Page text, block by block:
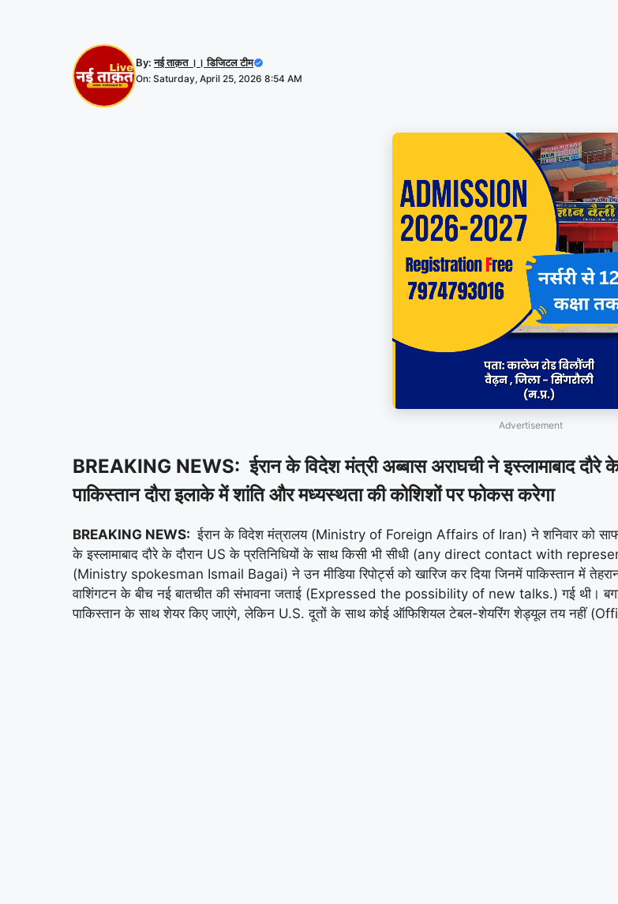
By:नई ताक़त ।। डिजिटल टीम
On: Saturday, April 25, 2026 8:54 AM
Advertisement
BREAKING NEWS: ईरान के विदेश मंत्री अब्बास अराघची ने इस्लामाबाद दौरे
पाकिस्तान दौरा इलाके में शांति और मध्यस्थता की कोशिशों पर फोकस करेगा
BREAKING NEWS: ईरान के विदेश मंत्रालय (Ministry of Foreign Affairs of Iran) ने शनिवार को
के इस्लामाबाद दौरे के दौरान US के प्रतिनिधियों के साथ किसी भी सीधी (any direct contact with
(Ministry spokesman Ismail Bagai) ने उन मीडिया रिपोर्ट्स को खारिज कर दिया जिनमें पाकिस्तान
वाशिंगटन के बीच नई बातचीत की संभावना जताई (Expressed the possibility of new talks.) गई थी।
पाकिस्तान के साथ शेयर किए जाएंगे, लेकिन U.S. दूतों के साथ कोई ऑफिशियल टेबल-शेयरिंग शेड्यूल तय नहीं